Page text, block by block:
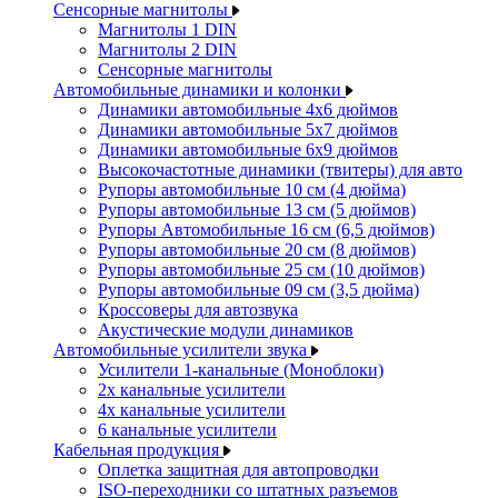
Сенсорные магнитолы
Магнитолы 1 DIN
Магнитолы 2 DIN
Сенсорные магнитолы
Автомобильные динамики и колонки
Динамики автомобильные 4x6 дюймов
Динамики автомобильные 5x7 дюймов
Динамики автомобильные 6x9 дюймов
Высокочастотные динамики (твитеры) для авто
Рупоры автомобильные 10 см (4 дюйма)
Рупоры автомобильные 13 см (5 дюймов)
Рупоры Автомобильные 16 см (6,5 дюймов)
Рупоры автомобильные 20 см (8 дюймов)
Рупоры автомобильные 25 см (10 дюймов)
Рупоры автомобильные 09 см (3,5 дюйма)
Кроссоверы для автозвука
Акустические модули динамиков
Автомобильные усилители звука
Усилители 1-канальные (Моноблоки)
2х канальные усилители
4х канальные усилители
6 канальные усилители
Кабельная продукция
Оплетка защитная для автопроводки
ISO-переходники со штатных разъемов